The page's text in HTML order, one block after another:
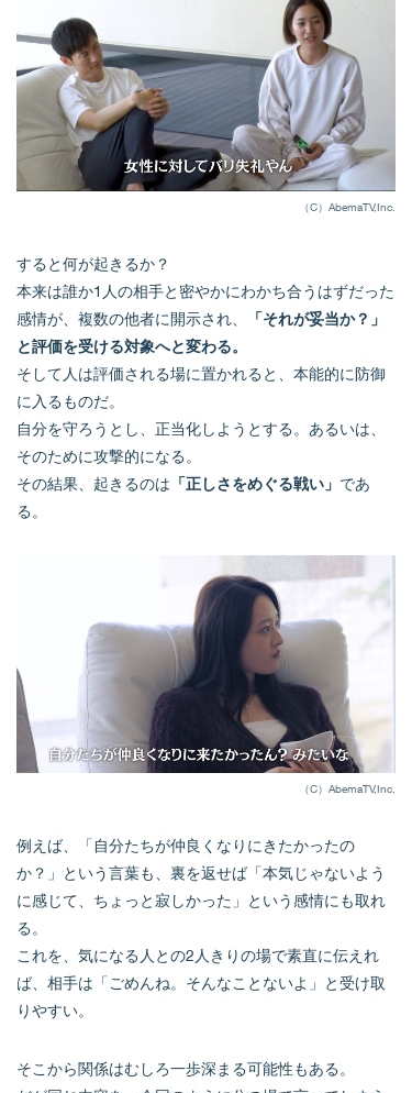
（C）AbemaTV,Inc.
すると何が起きるか？
本来は誰か1人の相手と密やかにわかち合うはずだった
感情が、複数の他者に開示され、
「それが妥当か？」
と評価を受ける対象へと変わる。
そして人は評価される場に置かれると、本能的に防御
に入るものだ。
自分を守ろうとし、正当化しようとする。あるいは、
そのために攻撃的になる。
その結果、起きるのは 「正しさをめぐる戦い」 であ
る。
（C）AbemaTV,Inc.
例えば、「自分たちが仲良くなりにきたかったの
か？」という言葉も、裏を返せば「本気じゃないよう
に感じて、ちょっと寂しかった」という感情にも取れ
る。
これを、気になる人との2人きりの場で素直に伝えれ
ば、相手は「ごめんね。そんなことないよ」と受け取
りやすい。
そこから関係はむしろ一歩深まる可能性もある。